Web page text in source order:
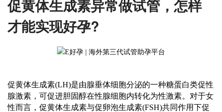
促黄体生成素异常做试管，怎样
才能实现好孕?
促黄体生成素(LH)是由腺垂体细胞分泌的一种糖蛋白类促性
腺激素，可促进胆固醇在性腺细胞内转化为性激素。对于女
性而言，促黄体生成素与促卵泡生成素(FSH)共同作用下促